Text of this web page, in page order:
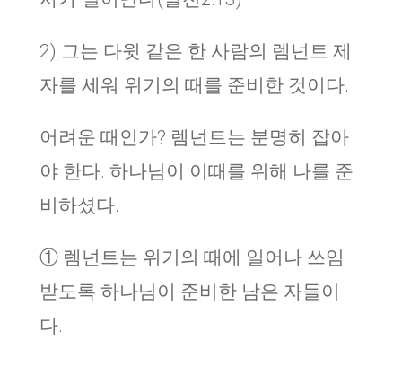
2) 그는 다윗 같은 한 사람의 렘넌트 제
자를 세워 위기의 때를 준비한 것이다.
어려운 때인가? 렘넌트는 분명히 잡아
야 한다. 하나님이 이때를 위해 나를 준
비하셨다.
① 렘넌트는 위기의 때에 일어나 쓰임
받도록 하나님이 준비한 남은 자들이
다.